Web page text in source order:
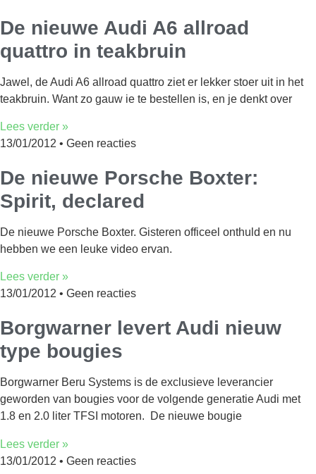
De nieuwe Audi A6 allroad
quattro in teakbruin
Jawel, de Audi A6 allroad quattro ziet er lekker stoer uit in het
teakbruin. Want zo gauw ie te bestellen is, en je denkt over
Lees verder »
13/01/2012
Geen reacties
De nieuwe Porsche Boxter:
Spirit, declared
De nieuwe Porsche Boxter. Gisteren officeel onthuld en nu
hebben we een leuke video ervan.
Lees verder »
13/01/2012
Geen reacties
Borgwarner levert Audi nieuw
type bougies
Borgwarner Beru Systems is de exclusieve leverancier
geworden van bougies voor de volgende generatie Audi met
1.8 en 2.0 liter TFSI motoren. De nieuwe bougie
Lees verder »
13/01/2012
Geen reacties